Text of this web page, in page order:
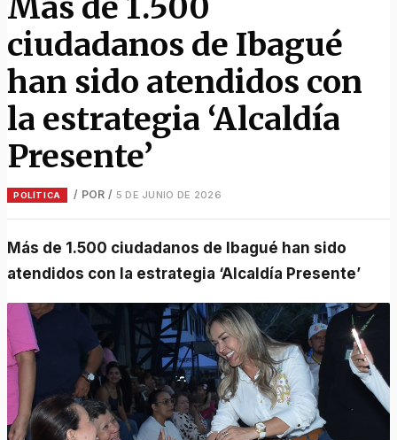
ciudadanos de Ibagué
han sido atendidos con
la estrategia ‘Alcaldía
Presente’
POLÍTICA / POR / 5 DE JUNIO DE 2026
Más de 1.500 ciudadanos de Ibagué han sido
atendidos con la estrategia ‘Alcaldía Presente’